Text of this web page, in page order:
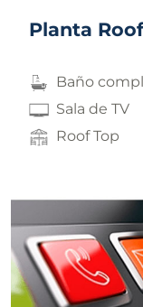
Planta
Baño
Sala de TV
Roof Top